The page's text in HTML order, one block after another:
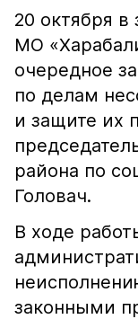
20 октября
МО
очередное
по делам
и защите их
района по
Головач.
В ходе
законными